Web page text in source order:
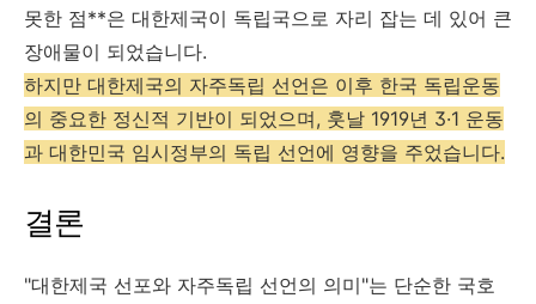
못한 점**은 대한제국이 독립국으로 자리 잡는 데 있어 큰
장애물이 되었습니다.
하지만 대한제국의 자주독립 선언은 이후 한국 독립운동
의 중요한 정신적 기반이 되었으며, 훗날 1919년 3·1 운동
과 대한민국 임시정부의 독립 선언에 영향을 주었습니다.
결론
"대한제국 선포와 자주독립 선언의 의미"는 단순한 국호